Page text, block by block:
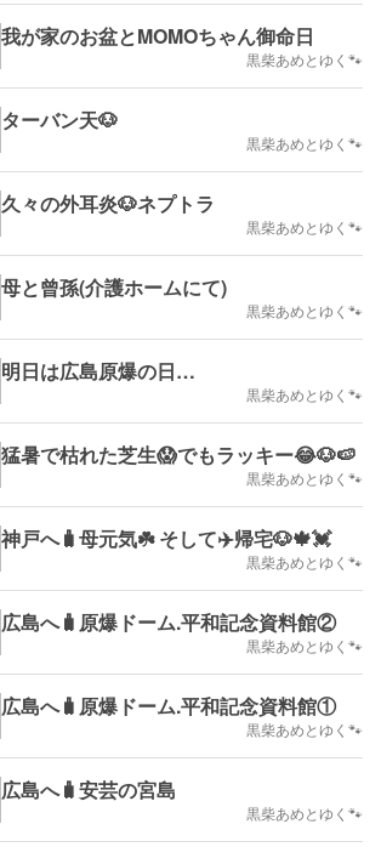
我が家のお盆とMOMOちゃん御命日
黒柴あめとゆく🐾
ターバン天🐶
黒柴あめとゆく🐾
久々の外耳炎🐶ネプトラ
黒柴あめとゆく🐾
母と曾孫(介護ホームにて)
黒柴あめとゆく🐾
明日は広島原爆の日…
黒柴あめとゆく🐾
猛暑で枯れた芝生😱でもラッキー😂🐶🍉
黒柴あめとゆく🐾
神戸へ🧳母元気☘️ そして✈️帰宅🐶🍁💓
黒柴あめとゆく🐾
広島へ🧳原爆ドーム.平和記念資料館②
黒柴あめとゆく🐾
広島へ🧳原爆ドーム.平和記念資料館①
黒柴あめとゆく🐾
広島へ🧳安芸の宮島
黒柴あめとゆく🐾